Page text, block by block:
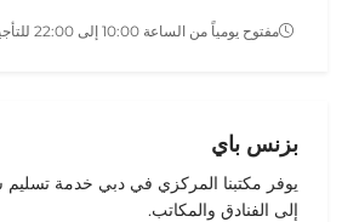
مفتوح يومياً من الساعة 10:00 إلى 22:00 للتأجير في دبي.
بزنس باي
يوفر مكتبنا المركزي في دبي خدمة تسليم
إلى الفنادق والمكاتب.